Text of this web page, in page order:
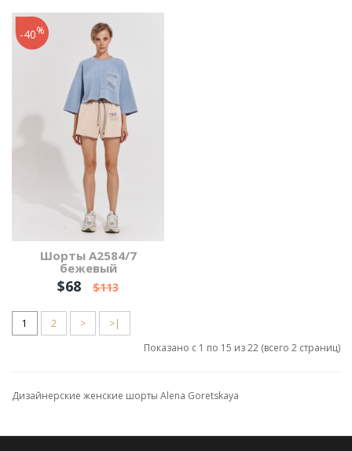
Шорты А2584/7
бежевый
$68 $113
-40%
1 2 >
>|
Показано с 1 по 15 из 22 (всего 2 страниц)
Дизайнерские женские шорты Alena Goretskaya